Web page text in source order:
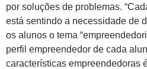
por soluções de problemas. “
está sentindo a necessidade de
os alunos o tema
perfil empreendedor de cada
características empreendedoras